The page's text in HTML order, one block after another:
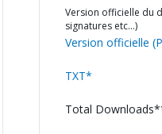
Version officielle du
signatures etc…)
Version officielle
TXT*
Total